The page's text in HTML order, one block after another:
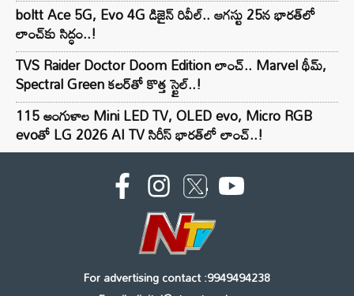
boltt Ace 5G, Evo 4G డిజైన్ రివీల్.. ఆగస్టు 25న భారత్‌లో
లాంచ్‌కు సిద్ధం..!
TVS Raider Doctor Doom Edition లాంచ్.. Marvel థీమ్,
Spectral Green కలర్‌తో కొత్త స్టైల్..!
115 అంగుళాల Mini LED TV, OLED evo, Micro RGB
evoతో LG 2026 AI TV సిరీస్ భారత్‌లో లాంచ్..!
For advertising contact :9949494238